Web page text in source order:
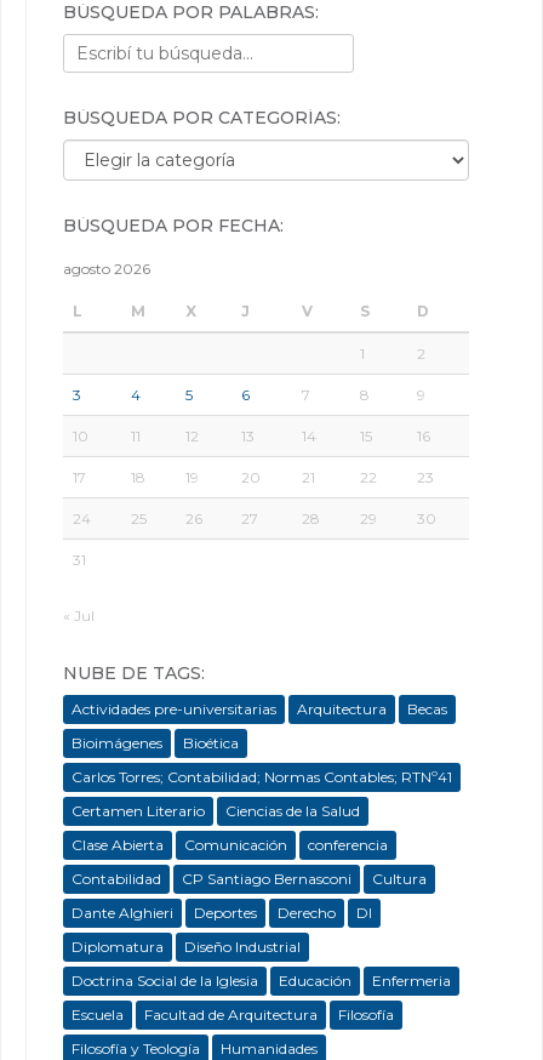
BÚSQUEDA POR PALABRAS:
BÚSQUEDA POR CATEGORÍAS:
Búsqueda por categorías:
BÚSQUEDA POR FECHA:
agosto 2026
L M X J V S D
1 2
3 4 5 6 7 8 9
10 11 12 13 14 15 16
17 18 19 20 21 22 23
24 25 26 27 28 29 30
31
« Jul
NUBE DE TAGS:
Actividades pre-universitarias Arquitectura
Becas
Bioimágenes
Bioética
Carlos Torres; Contabilidad; Normas Contables; RTNº41
Certamen Literario
Ciencias de la Salud
Clase Abierta
Comunicación
conferencia
Contabilidad
CP Santiago Bernasconi
Cultura
Dante Alghieri
Deportes Derecho
DI
Diplomatura
Diseño Industrial
Doctrina Social de la Iglesia
Educación
Enfermeria
Escuela
Facultad de Arquitectura
Filosofía
Filosofía y Teología
Humanidades